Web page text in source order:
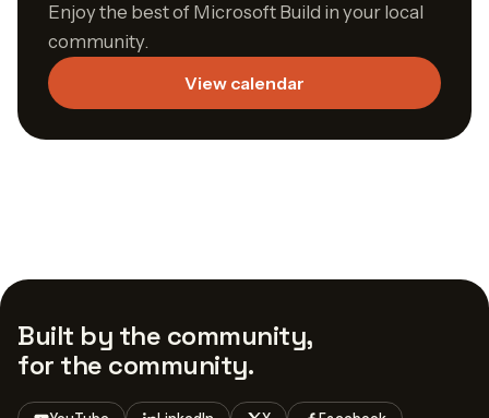
Enjoy the best of Microsoft Build in your local
community.
View calendar
Built by the community,
for the community.